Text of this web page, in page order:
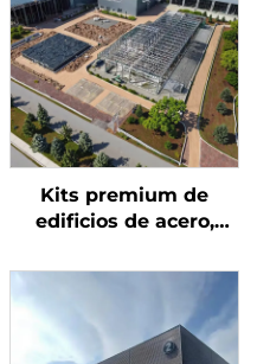
Kits premium de
edificios de acero,
edificios para
almacenes, costo de
edificios de acero